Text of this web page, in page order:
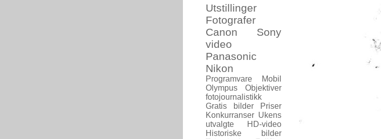
Utstillinger
Fotografer
Canon
Sony
video
Panasonic
Nikon
Programvare
Mobil
Olympus
Objektiver
fotojournalistikk
Gratis bilder
Priser
Konkurranser Ukens
utvalgte
HD-video
Historiske bilder